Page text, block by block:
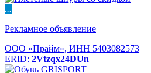
...
Рекламное объявление
ООО «Прайм», ИНН 5403082573
ERID: 2Vtzqx24DUn